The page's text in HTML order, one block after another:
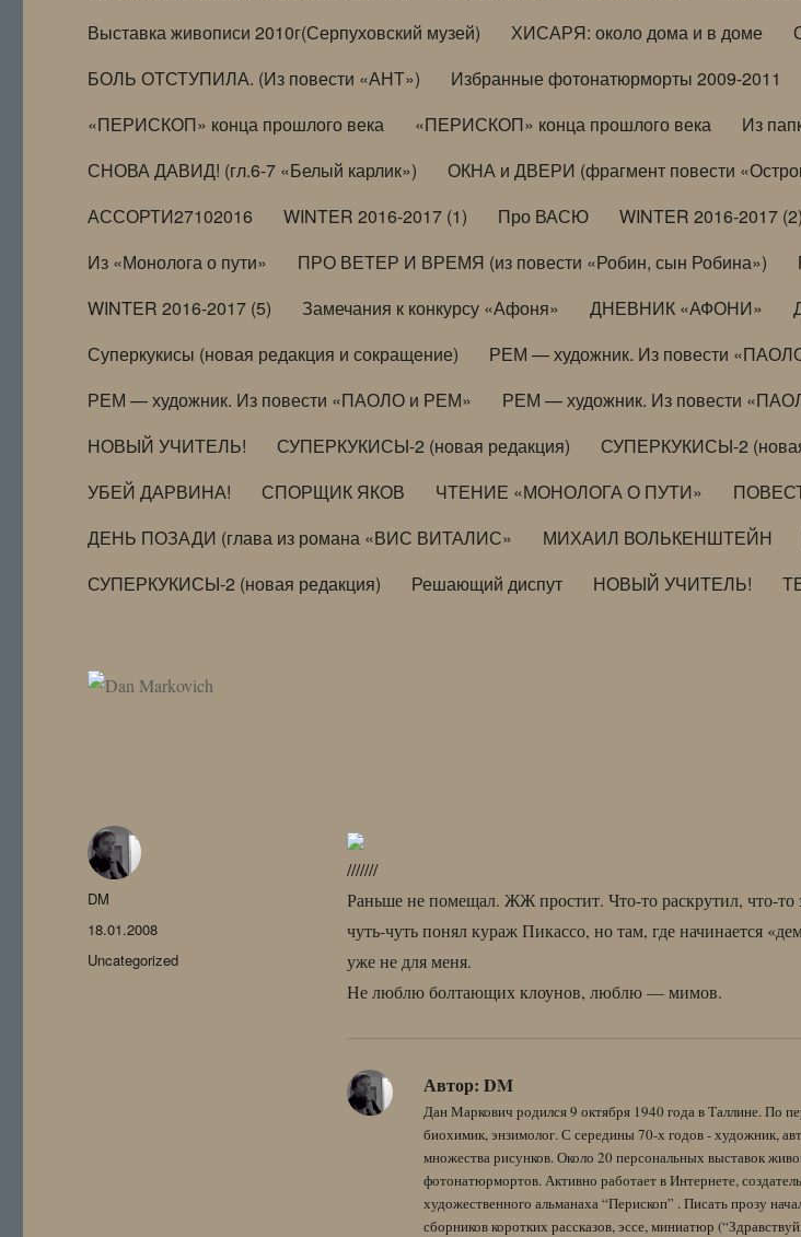
Выставка живописи 2010г(Серпуховский музей)
ХИСАРЯ: около дома и в доме
БОЛЬ ОТСТУПИЛА. (Из повести «АНТ»)
Избранные фотонатюрморты 2009-2011
«ПЕРИСКОП» конца прошлого века
«ПЕРИСКОП» конца прошлого века Из
СНОВА ДАВИД! (гл.6-7 «Белый карлик»)
ОКНА и ДВЕРИ (фрагмент повести
АССОРТИ27102016
WINTER 2016-2017 (1) Про ВАСЮ WINTER 2016-2017 (2)
Из «Монолога о пути»
ПРО ВЕТЕР И ВРЕМЯ (из повести «Робин, сын Робина»)
WINTER 2016-2017 (5)
Замечания к конкурсу «Афоня» ДНЕВНИК «АФОНИ»
Суперкукисы (новая редакция и сокращение)
РЕМ — художник. Из повести
РЕМ — художник. Из повести «ПАОЛО и РЕМ»
РЕМ — художник. Из повести
НОВЫЙ УЧИТЕЛЬ!
СУПЕРКУКИСЫ-2 (новая редакция) СУПЕРКУКИСЫ-2
УБЕЙ ДАРВИНА!
СПОРЩИК ЯКОВ ЧТЕНИЕ «МОНОЛОГА О ПУТИ»
ДЕНЬ ПОЗАДИ (глава из романа «ВИС ВИТАЛИС»
МИХАИЛ ВОЛЬКЕНШТЕЙН
СУПЕРКУКИСЫ-2 (новая редакция)
Решающий диспут НОВЫЙ УЧИТЕЛЬ!
///////
Раньше не помещал. ЖЖ простит. Что-то раскрутил, что-то
чуть-чуть понял кураж Пикассо, но там, где начинается
уже не для меня.
Не люблю болтающих клоунов, люблю — мимов.
Автор: DM
Дан Маркович родился 9 октября 1940 года в Таллине. По
биохимик, энзимолог. С середины 70-х годов - художник,
множества рисунков. Около 20 персональных выставок
фотонатюрмортов. Активно работает в Интернете,
художественного альманаха “Перископ” . Писать прозу
сборников коротких рассказов, эссе, миниатюр
Автор
DM
Опубликовано
18.01.2008
Рубрики
Uncategorized